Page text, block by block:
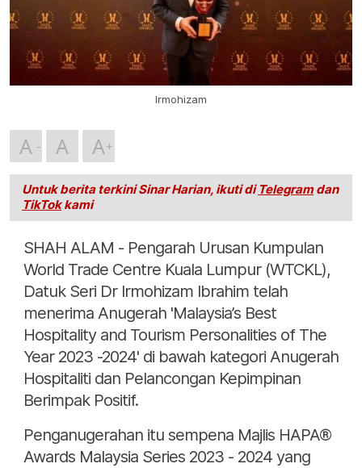
Irmohizam
A A A
Untuk berita terkini Sinar Harian, ikuti di Telegramdan
TikTokkami
SHAH ALAM - Pengarah Urusan Kumpulan
World Trade Centre Kuala Lumpur (WTCKL),
Datuk Seri Dr Irmohizam Ibrahim telah
menerima Anugerah 'Malaysia’s Best
Hospitality and Tourism Personalities of The
Year 2023 -2024' di bawah kategori Anugerah
Hospitaliti dan Pelancongan Kepimpinan
Berimpak Positif.
Penganugerahan itu sempena Majlis HAPA®
Awards Malaysia Series 2023 - 2024 yang